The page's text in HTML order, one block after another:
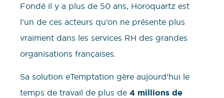
Fondé il y a plus de 50 ans, Horoquartz est
l’un de ces acteurs qu’on ne présente plus
vraiment dans les services RH des grandes
organisations françaises.
Sa solution eTemptation gère aujourd’hui le
temps de travail de plus de 4 millions de